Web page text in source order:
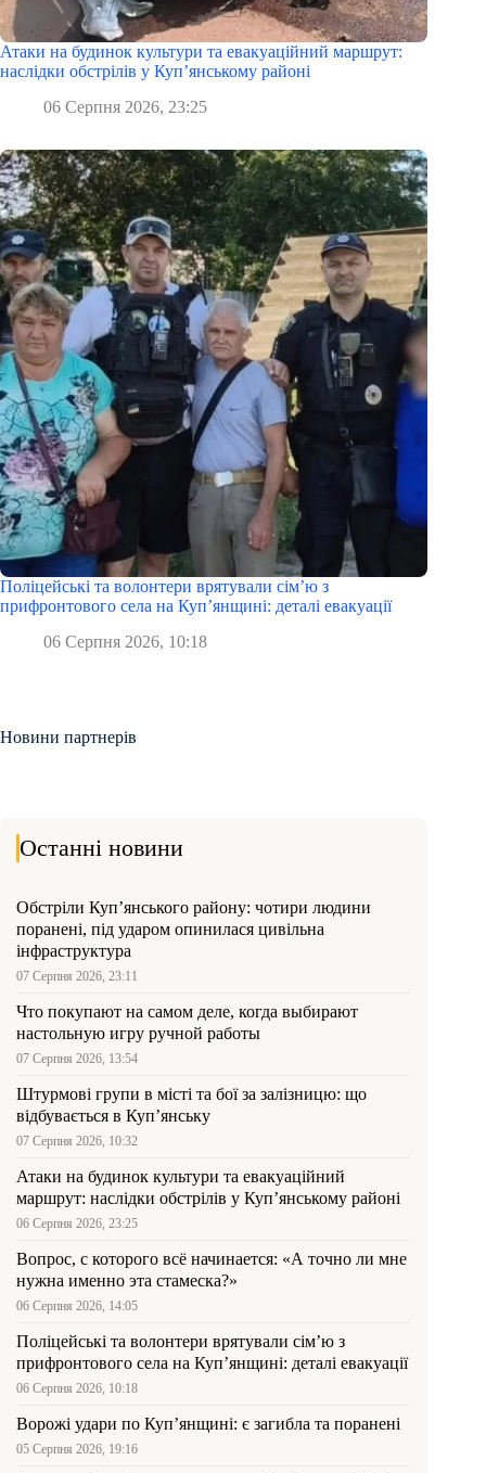
Атаки на будинок культури та евакуаційний маршрут:
наслідки обстрілів у Куп’янському районі
06 Серпня 2026, 23:25
Поліцейські та волонтери врятували сім’ю з
прифронтового села на Куп’янщині: деталі евакуації
06 Серпня 2026, 10:18
Новини партнерів
Останні новини
Обстріли Куп’янського району: чотири людини
поранені, під ударом опинилася цивільна
інфраструктура
07 Серпня 2026, 23:11
Что покупают на самом деле, когда выбирают
настольную игру ручной работы
07 Серпня 2026, 13:54
Штурмові групи в місті та бої за залізницю: що
відбувається в Куп’янську
07 Серпня 2026, 10:32
Атаки на будинок культури та евакуаційний
маршрут: наслідки обстрілів у Куп’янському районі
06 Серпня 2026, 23:25
Вопрос, с которого всё начинается: «А точно ли мне
нужна именно эта стамеска?»
06 Серпня 2026, 14:05
Поліцейські та волонтери врятували сім’ю з
прифронтового села на Куп’янщині: деталі евакуації
06 Серпня 2026, 10:18
Ворожі удари по Куп’янщині: є загибла та поранені
05 Серпня 2026, 19:16